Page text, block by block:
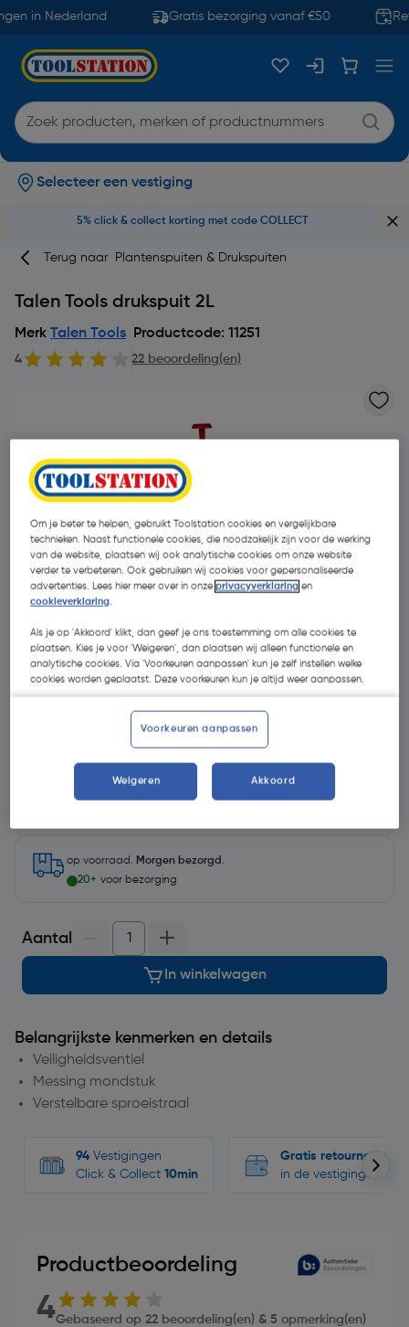
in Nederland Gratis bezorging vanaf €50
Selecteer een vestiging
5% click & collect korting met code COLLECT
Terug naar Plantenspuiten & Drukspuiten
Talen Tools drukspuit 2L
Merk Talen Tools Productcode: 11251
4 22 beoordeling(en)
€ 8,22
Selecteer winkel - Bekijk voorraadniveaus en haal binnen 10
minuten op
op voorraad. Morgen bezorgd .
20+ voor bezorging
Aantal
In winkelwagen
Belangrijkste kenmerken en details
Veiligheidsventiel
Messing mondstuk
Verstelbare sproeistraal
94 Vestigingen
Click & Collect 10min
Gratis retourneren
in de vestigingen
Productbeoordeling
4Gebaseerd op 22 beoordeling(en) & 5 opmerking(en)
Om je beter te helpen, gebruikt Toolstation cookies en vergelijkbare
technieken. Naast functionele cookies, die noodzakelijk zijn voor de werking
van de website, plaatsen wij ook analytische cookies om onze website
verder te verbeteren. Ook gebruiken wij cookies voor gepersonaliseerde
advertenties. Lees hier meer over in onzeprivacyverklaring en
cookieverklaring.
Als je op 'Akkoord' klikt, dan geef je ons toestemming om alle cookies te
plaatsen. Kies je voor 'Weigeren', dan plaatsen wij alleen functionele en
analytische cookies. Via 'Voorkeuren aanpassen' kun je zelf instellen welke
cookies worden geplaatst. Deze voorkeuren kun je altijd weer aanpassen.
Voorkeuren aanpassen
Weigeren Akkoord